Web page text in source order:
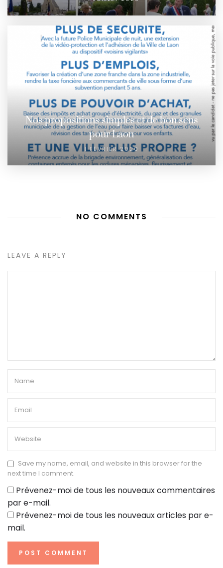
Nos propositions simples et de bon sens
pour Laon
1 FÉVRIER 2020
NO COMMENTS
LEAVE A REPLY
Save my name, email, and website in this browser for the
next time I comment.
Prévenez-moi de tous les nouveaux commentaires
par e-mail.
Prévenez-moi de tous les nouveaux articles par e-
mail.